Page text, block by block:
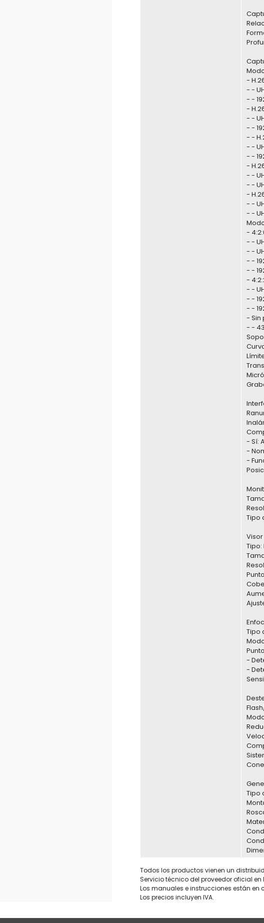
-
- -
- -
-
- -
- -
- -
- -
- -
-
- -
- -
-
- -
- -
-
- -
- -
- -
- -
-
- -
- -
- -
- Sin
- -
- Sí:
-
-
Tipo
Visor
Tipo
-
-
Tipo
Todos los productos vienen un
Servicio técnico del proveedor oficial en
Los manuales e instrucciones están en
Los precios incluyen IVA.